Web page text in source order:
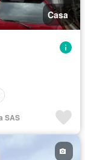
Casa
SAS